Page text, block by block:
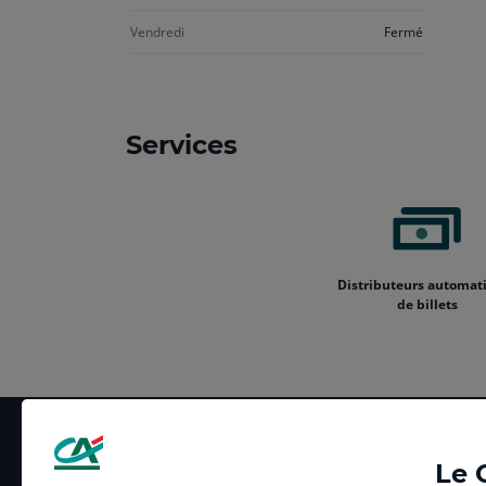
Le
Vendredi Fermé
Services
Distributeurs
de billets